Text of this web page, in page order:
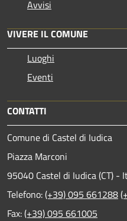
Avvisi
VIVERE IL COMUNE
Luoghi
Eventi
CONTATTI
Comune di Castel di Iudica
Piazza Marconi
95040 Castel di Iudica (CT) -
Telefono:(+39) 095 661288
Fax:(+39) 095 661005